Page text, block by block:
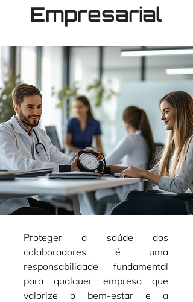
Empresarial
Proteger a saúde dos
colaboradores é uma
responsabilidade fundamental
para qualquer empresa que
valorize o bem-estar e a